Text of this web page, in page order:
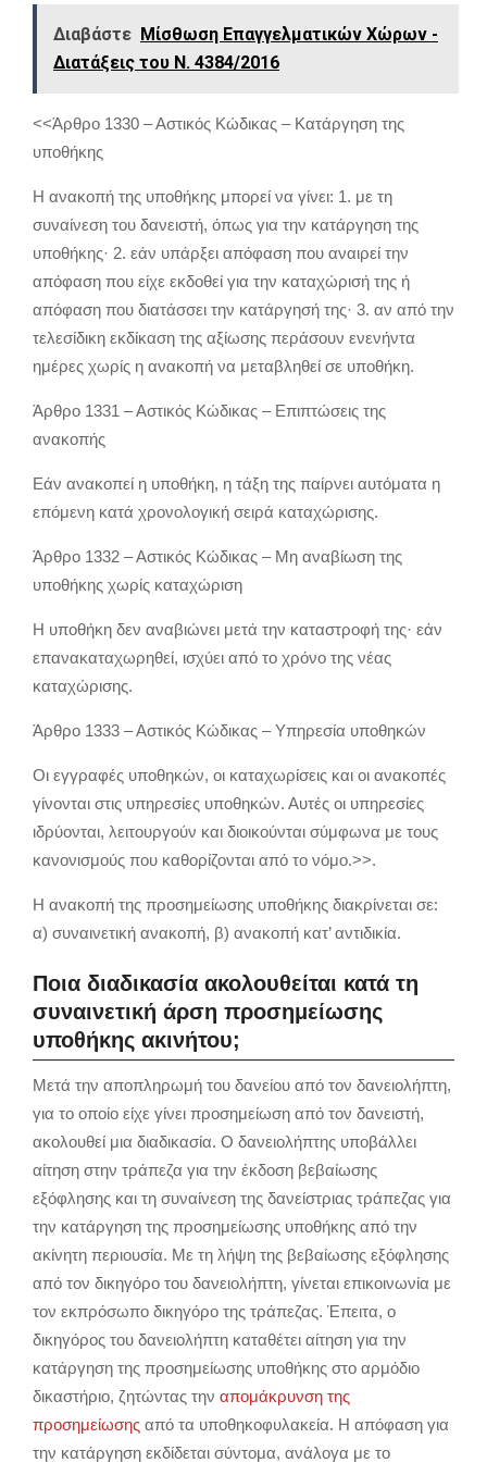
Διαβάστε Μίσθωση Επαγγελματικών Χώρων -
Διατάξεις του Ν. 4384/2016
<<Άρθρο 1330 – Αστικός Κώδικας – Κατάργηση της
υποθήκης
Η ανακοπή της υποθήκης μπορεί να γίνει: 1. με τη
συναίνεση του δανειστή, όπως για την κατάργηση της
υποθήκης· 2. εάν υπάρξει απόφαση που αναιρεί την
απόφαση που είχε εκδοθεί για την καταχώρισή της ή
απόφαση που διατάσσει την κατάργησή της· 3. αν από την
τελεσίδικη εκδίκαση της αξίωσης περάσουν ενενήντα
ημέρες χωρίς η ανακοπή να μεταβληθεί σε υποθήκη.
Άρθρο 1331 – Αστικός Κώδικας – Επιπτώσεις της
ανακοπής
Εάν ανακοπεί η υποθήκη, η τάξη της παίρνει αυτόματα η
επόμενη κατά χρονολογική σειρά καταχώρισης.
Άρθρο 1332 – Αστικός Κώδικας – Μη αναβίωση της
υποθήκης χωρίς καταχώριση
Η υποθήκη δεν αναβιώνει μετά την καταστροφή της· εάν
επανακαταχωρηθεί, ισχύει από το χρόνο της νέας
καταχώρισης.
Άρθρο 1333 – Αστικός Κώδικας – Υπηρεσία υποθηκών
Οι εγγραφές υποθηκών, οι καταχωρίσεις και οι ανακοπές
γίνονται στις υπηρεσίες υποθηκών. Αυτές οι υπηρεσίες
ιδρύονται, λειτουργούν και διοικούνται σύμφωνα με τους
κανονισμούς που καθορίζονται από το νόμο.>>.
Η ανακοπή της προσημείωσης υποθήκης διακρίνεται σε:
α) συναινετική ανακοπή, β) ανακοπή κατ’ αντιδικία.
Ποια διαδικασία ακολουθείται κατά τη
συναινετική άρση προσημείωσης
υποθήκης ακινήτου;
Μετά την αποπληρωμή του δανείου από τον δανειολήπτη,
για το οποίο είχε γίνει προσημείωση από τον δανειστή,
ακολουθεί μια διαδικασία. Ο δανειολήπτης υποβάλλει
αίτηση στην τράπεζα για την έκδοση βεβαίωσης
εξόφλησης και τη συναίνεση της δανείστριας τράπεζας για
την κατάργηση της προσημείωσης υποθήκης από την
ακίνητη περιουσία. Με τη λήψη της βεβαίωσης εξόφλησης
από τον δικηγόρο του δανειολήπτη, γίνεται επικοινωνία με
τον εκπρόσωπο δικηγόρο της τράπεζας. Έπειτα, ο
δικηγόρος του δανειολήπτη καταθέτει αίτηση για την
κατάργηση της προσημείωσης υποθήκης στο αρμόδιο
δικαστήριο, ζητώντας την απομάκρυνση της
προσημείωσης από τα υποθηκοφυλακεία. Η απόφαση για
την κατάργηση εκδίδεται σύντομα, ανάλογα με το